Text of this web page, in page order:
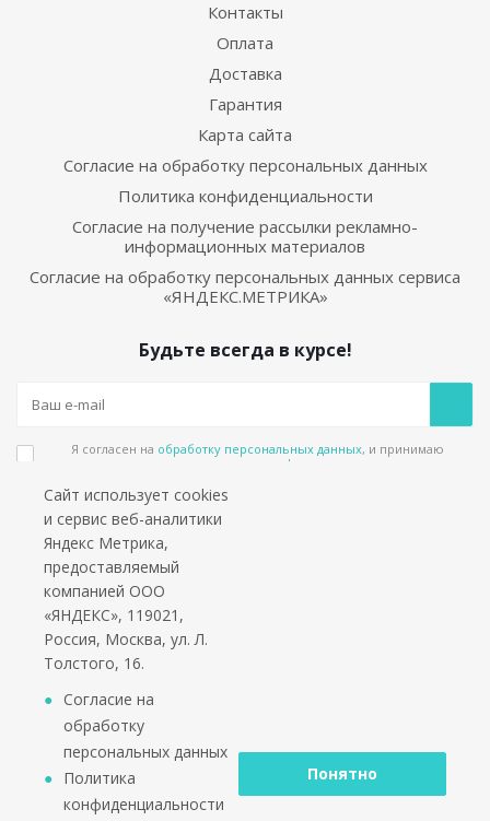
Контакты
Оплата
Доставка
Гарантия
Карта сайта
Согласие на обработку персональных данных
Политика конфиденциальности
Согласие на получение рассылки рекламно-
информационных материалов
Согласие на обработку персональных данных сервиса
«ЯНДЕКС.МЕТРИКА»
Будьте всегда в курсе!
Я согласен на обработку персональных данных, и принимаю
политике конфиденциальности
Подпишитесь на еженедельный новостной бюллетень и получайте наши
лучшие материалы каждую пятницу!
Социальные сети
*работаем только с юридическими лицами и ИП
2002 - 2026 © PuntoGroup - производитель городской
Сайт использует cookies
и сервис веб-аналитики
Яндекс Метрика,
предоставляемый
компанией ООО
«ЯНДЕКС», 119021,
Россия, Москва, ул. Л.
Толстого, 16.
Согласие на
обработку
персональных данных
Политика
конфиденциальности
Понятно